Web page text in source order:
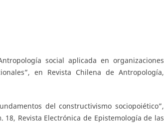
social aplicada en organizaciones
en Revista Chilena de Antropología,
del constructivismo sociopoiético”,
18, Revista Electrónica de Epistemología de las